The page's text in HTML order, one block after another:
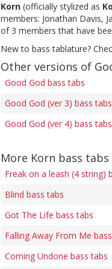
Korn (officially stylized as
members: Jonathan Davis,
of 3 members that have
New to bass tablature?
Other versions of
Good God bass tabs
Good God (ver 3) bass tabs
Good God (ver 4) bass tabs
More Korn bass tabs
Freak on a leash (4 string)
Blind bass tabs
Got The Life bass tabs
Falling Away From Me
Coming Undone bass tabs